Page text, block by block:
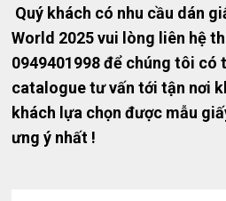
Quý khách có nhu cầu dán
World 2025 vui lòng liên hệ
0949401998 để chúng tôi có
catalogue tư vấn tới tận nơi
khách lựa chọn được mẫu
ưng ý nhất !